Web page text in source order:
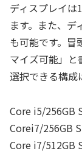
ディスプレイは
ます。また、
も可能です。冒
マイズ可能」
選択できる構成
Core i5/256GB
Corei7/256GB
Core i7/512GB